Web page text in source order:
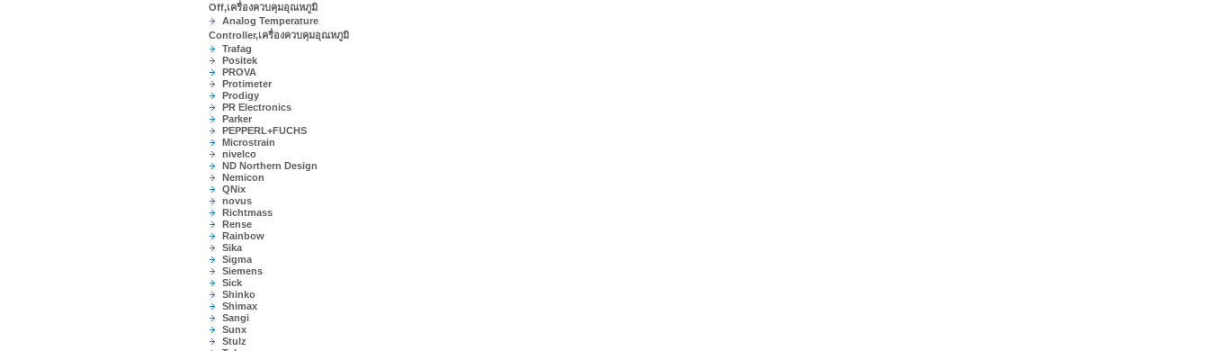
Off,เครื่องควบคุมอุณหภูมิ
Analog Temperature
Controller,เครื่องควบคุมอุณหภูมิ
Trafag
Positek
PROVA
Protimeter
Prodigy
PR Electronics
Parker
PEPPERL+FUCHS
Microstrain
nivelco
ND Northern Design
Nemicon
QNix
novus
Richtmass
Rense
Rainbow
Sika
Sigma
Siemens
Sick
Shinko
Shimax
Sangi
Sunx
Stulz